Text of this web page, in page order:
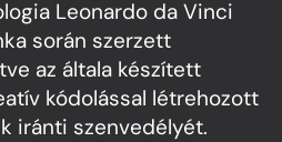
Leonardo da Vinci
során szerzett
az általa készített
kódolással létrehozott
iránti szenvedélyét.